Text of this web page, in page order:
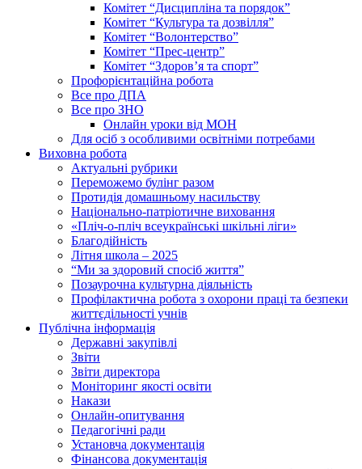
Комітет “Дисципліна та порядок”
Комітет “Культура та дозвілля”
Комітет “Волонтерство”
Комітет “Прес-центр”
Комітет “Здоров’я та спорт”
Профорієнтаційна робота
Все про ДПА
Все про ЗНО
Онлайн уроки від МОН
Для осіб з особливими освітніми потребами
Виховна робота
Актуальні рубрики
Переможемо булінг разом
Протидія домашньому насильству
Національно-патріотичне виховання
«Пліч-о-пліч всеукраїнські шкільні ліги»
Благодійність
Літня школа – 2025
“Ми за здоровий спосіб життя”
Позаурочна культурна діяльність
Профілактична робота з охорони праці та безпеки
життєдільності учнів
Публічна інформація
Державні закупівлі
Звіти
Звіти директора
Моніторинг якості освіти
Накази
Онлайн-опитування
Педагогічні ради
Установча документація
Фінансова документація